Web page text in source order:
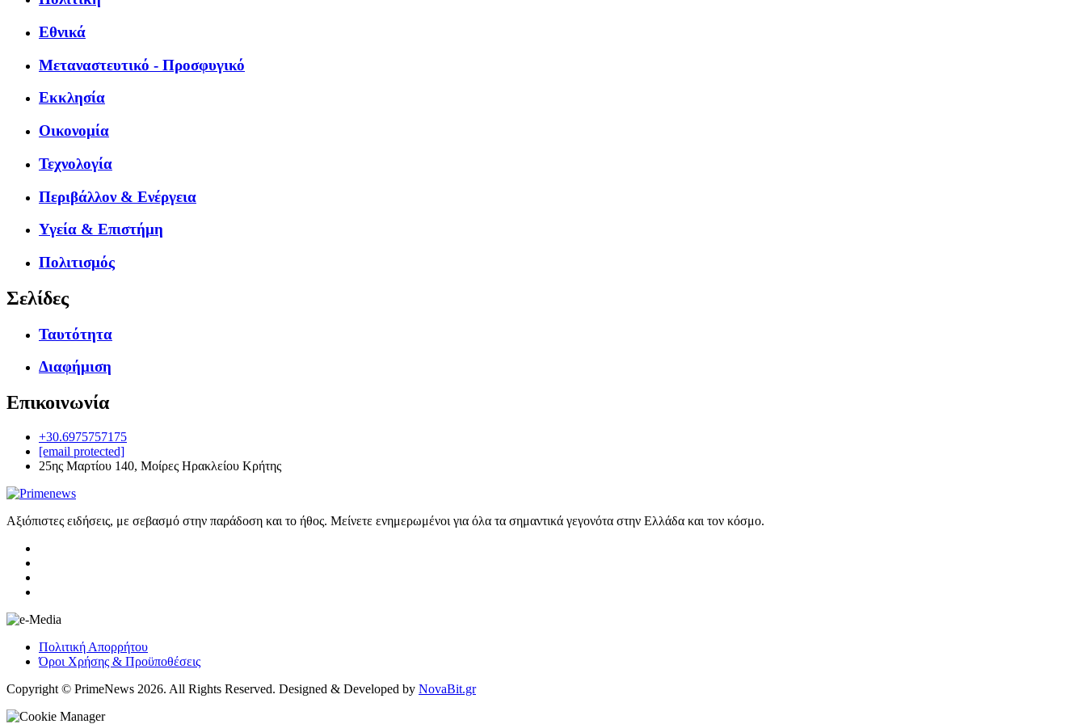
Εθνικά
Μεταναστευτικό - Προσφυγικό
Εκκλησία
Οικονομία
Τεχνολογία
Περιβάλλον & Ενέργεια
Υγεία & Επιστήμη
Πολιτισμός
Σελίδες
Ταυτότητα
Διαφήμιση
Επικοινωνία
+30.6975757175
[email protected]
25ης Μαρτίου 140, Μοίρες Ηρακλείου Κρήτης
Αξιόπιστες ειδήσεις, με σεβασμό στην παράδοση και το ήθος. Μείνετε ενημερωμένοι για όλα τα σημαντικά γεγονότα στην Ελλάδα και τον κόσμο.
Πολιτική Απορρήτου
Όροι Χρήσης & Προϋποθέσεις
Copyright © PrimeNews 2026. All Rights Reserved. Designed & Developed by NovaBit.gr